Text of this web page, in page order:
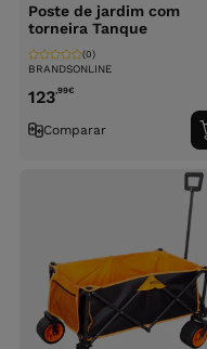
Poste de jardim com
torneira Tanque
BRANDSONLINE
(0)
123,99€
Comparar